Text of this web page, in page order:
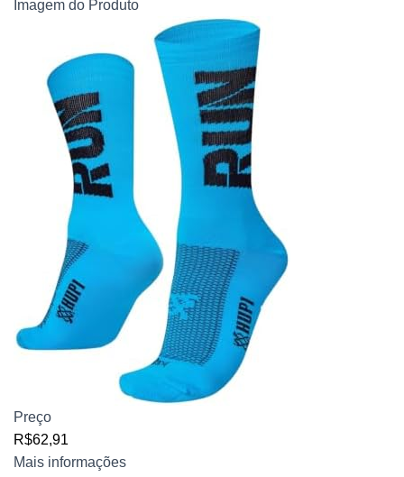
Imagem do Produto
Preço
R$62,91
Mais informações